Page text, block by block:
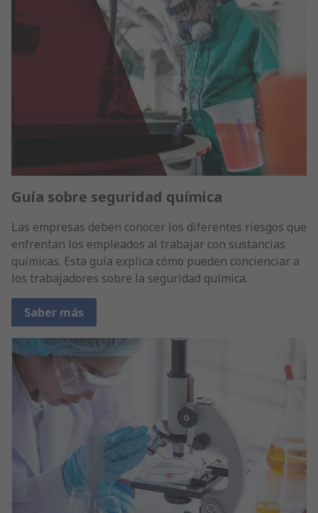
Guía sobre seguridad química
Las empresas deben conocer los diferentes riesgos que
enfrentan los empleados al trabajar con sustancias
químicas. Esta guía explica cómo pueden concienciar a
los trabajadores sobre la seguridad química.
Saber más